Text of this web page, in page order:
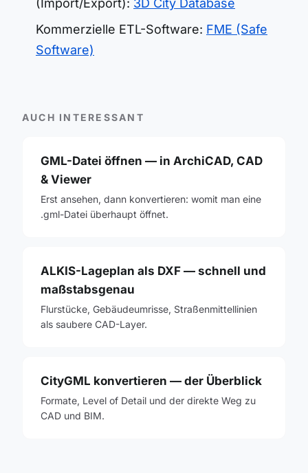
(Import/Export): 3D City Database
Kommerzielle ETL-Software: FME (Safe
Software)
AUCH INTERESSANT
GML-Datei öffnen — in ArchiCAD, CAD
& Viewer
Erst ansehen, dann konvertieren: womit man eine
.gml-Datei überhaupt öffnet.
ALKIS-Lageplan als DXF — schnell und
maßstabsgenau
Flurstücke, Gebäudeumrisse, Straßenmittellinien
als saubere CAD-Layer.
CityGML konvertieren — der Überblick
Formate, Level of Detail und der direkte Weg zu
CAD und BIM.